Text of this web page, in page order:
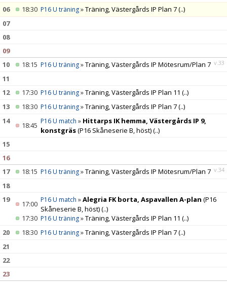
06
18:30 P16 U träning»Träning, Västergårds IP Plan 7(..)
07
08
09
v.33
10 18:15 P16 U träning»Träning, Västergårds IP Mötesrum/Plan 7
11
12
17:30 P16 U träning»Träning, Västergårds IP Plan 11 (..)
13
18:30 P16 U träning»Träning, Västergårds IP Plan 7(..)
14
18:45 P16 U match » Hittarps IK hemma, Västergårds IP 9,
konstgräs(P16 Skåneserie B, höst)(..)
15
16
v.34
17 18:15 P16 U träning»Träning, Västergårds IP Mötesrum/Plan 7
18
19
17:00 P16 U match »Alegria FK borta, Aspavallen A-plan (P16
Skåneserie B, höst)(..)
17:30 P16 U träning»Träning, Västergårds IP Plan 11 (..)
20
18:30 P16 U träning»Träning, Västergårds IP Plan 7(..)
21
22
23